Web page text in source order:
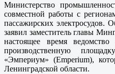
Министерство
совместной работы с
пассажирских электросудов.
заявил заместитель главы
настоящее время
производственную
«Эмпериум» (Emperium),
Ленинградской области.